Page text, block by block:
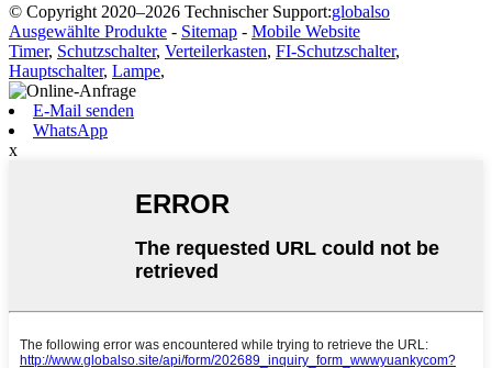
© Copyright 2020–2026 Technischer Support:globalso
Ausgewählte Produkte - Sitemap - Mobile Website
Timer, Schutzschalter, Verteilerkasten, FI-Schutzschalter,
Hauptschalter, Lampe,
E-Mail senden
WhatsApp
x